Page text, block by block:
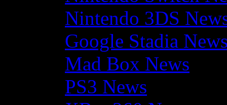
Nintendo 3DS
Google Stadia
Mad Box News
PS3 News